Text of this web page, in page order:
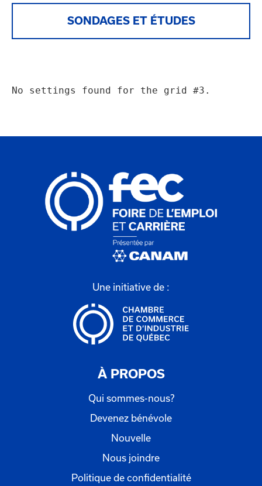
SONDAGES ET ÉTUDES
No settings found for the grid #3.
Une initiative de :
À PROPOS
Qui sommes-nous?
Devenez bénévole
Nouvelle
Nous joindre
Politique de confidentialité